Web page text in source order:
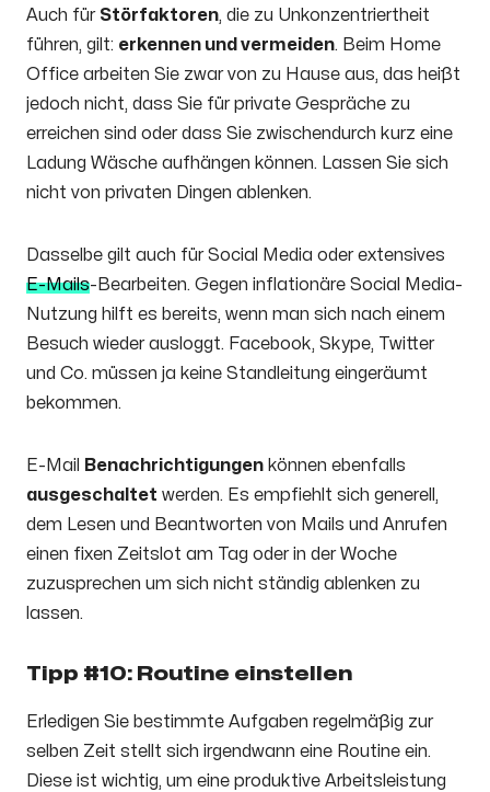
Auch für Störfaktoren, die zu Unkonzentriertheit
führen, gilt: erkennen und vermeiden. Beim Home
Office arbeiten Sie zwar von zu Hause aus, das heißt
jedoch nicht, dass Sie für private Gespräche zu
erreichen sind oder dass Sie zwischendurch kurz eine
Ladung Wäsche aufhängen können. Lassen Sie sich
nicht von privaten Dingen ablenken.
Dasselbe gilt auch für Social Media oder extensives
E-Mails-Bearbeiten. Gegen inflationäre Social Media-
Nutzung hilft es bereits, wenn man sich nach einem
Besuch wieder ausloggt. Facebook, Skype, Twitter
und Co. müssen ja keine Standleitung eingeräumt
bekommen.
E-Mail Benachrichtigungen können ebenfalls
ausgeschaltet werden. Es empfiehlt sich generell,
dem Lesen und Beantworten von Mails und Anrufen
einen fixen Zeitslot am Tag oder in der Woche
zuzusprechen um sich nicht ständig ablenken zu
lassen.
Tipp #10: Routine einstellen
Erledigen Sie bestimmte Aufgaben regelmäßig zur
selben Zeit stellt sich irgendwann eine Routine ein.
Diese ist wichtig, um eine produktive Arbeitsleistung